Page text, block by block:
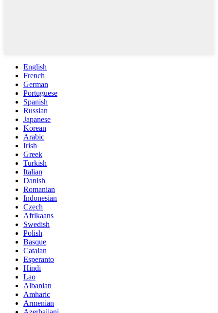
English
French
German
Portuguese
Spanish
Russian
Japanese
Korean
Arabic
Irish
Greek
Turkish
Italian
Danish
Romanian
Indonesian
Czech
Afrikaans
Swedish
Polish
Basque
Catalan
Esperanto
Hindi
Lao
Albanian
Amharic
Armenian